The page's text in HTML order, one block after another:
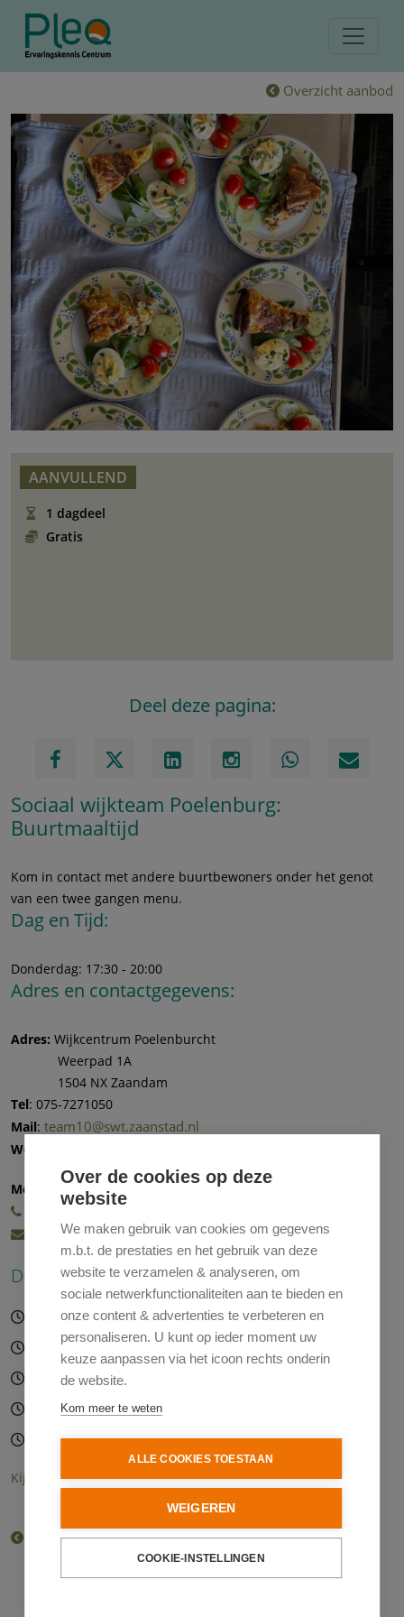
Over de cookies op deze
website
We maken gebruik van cookies om gegevens
m.b.t. de prestaties en het gebruik van deze
website te verzamelen & analyseren, om
sociale netwerkfunctionaliteiten aan te bieden en
onze content & advertenties te verbeteren en
personaliseren. U kunt op ieder moment uw
keuze aanpassen via het icoon rechts onderin
de website.
Kom meer te weten
ALLE COOKIES TOESTAAN
WEIGEREN
COOKIE-INSTELLINGEN
Overzicht aanbod
AANVULLEND
1 dagdeel
Gratis
Deel deze pagina:
Sociaal wijkteam Poelenburg:
Buurtmaaltijd
Kom in contact met andere buurtbewoners onder het genot
van een twee gangen menu.
Dag en Tijd:
Donderdag: 17:30 - 20:00
Adres en contactgegevens:
Adres: Wijkcentrum Poelenburcht
Weerpad 1A
1504 NX Zaandam
Tel: 075-7271050
Mail: team10@swt.zaanstad.nl
Website
Meer informatie en aanmelding:
075-7271050
team10@swt.zaanstad.nl
Deze activiteit is gepland op:
13-08-2026 17:30 – 20:00 uur
20-08-2026 17:30 – 20:00 uur
27-08-2026 17:30 – 20:00 uur
03-09-2026 17:30 – 20:00 uur
10-09-2026 17:30 – 20:00 uur
Kijk voor alle planningsdata in de agenda
Terug naar het overzicht van het aanbod